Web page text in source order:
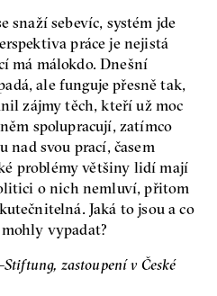
Seznamky, skinnyTok a nový
konzervatismus: mapa
současných vztahů a online
seznamek
Terézia Ferjančeková, Petr
Bittner
rozhovor
snaží sebevíc, systém jde
práce je nejistá
má málokdo. Dnešní
ale funguje přesně tak,
zájmy těch, kteří už moc
spolupracují, zatímco
svou prací, časem
problémy většiny lidí mají
o nich nemluví, přitom
Jaká to jsou a co
vypadat?
zastoupení v České